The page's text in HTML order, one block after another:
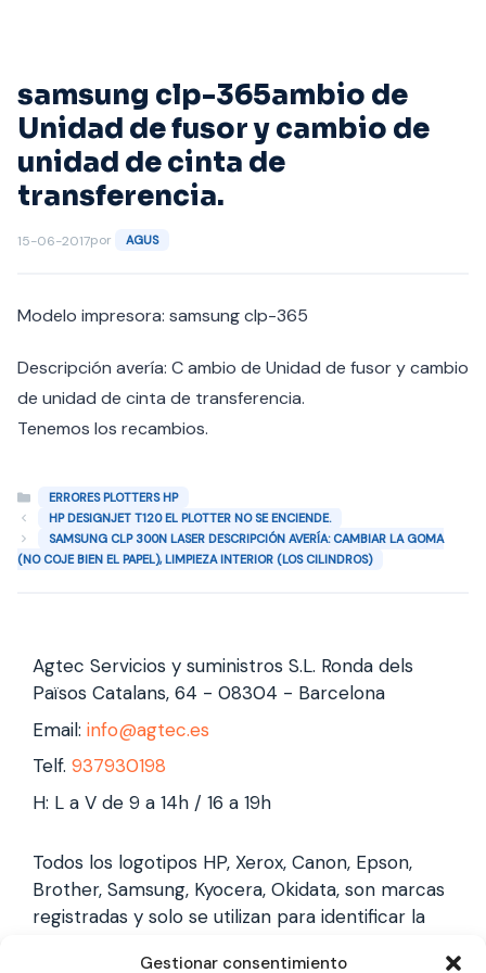
Gestionar consentimiento
samsung clp-365ambio de
Unidad de fusor y cambio de
unidad de cinta de
transferencia.
15-06-2017por AGUS
Modelo impresora: samsung clp-365
Descripción avería: C ambio de Unidad de fusor y cambio
de unidad de cinta de transferencia.
Tenemos los recambios.
Categorías
ERRORES PLOTTERS HP
HP DESIGNJET T120 EL PLOTTER NO SE ENCIENDE.
SAMSUNG CLP 300N LASER DESCRIPCIÓN AVERÍA: CAMBIAR LA GOMA
(NO COJE BIEN EL PAPEL), LIMPIEZA INTERIOR (LOS CILINDROS)
Agtec Servicios y suministros S.L. Ronda dels
Països Catalans, 64 - 08304 - Barcelona
Email: info@agtec.es
Telf. 937930198
H: L a V de 9 a 14h / 16 a 19h
Todos los logotipos HP, Xerox, Canon, Epson,
Brother, Samsung, Kyocera, Okidata, son marcas
registradas y solo se utilizan para identificar la